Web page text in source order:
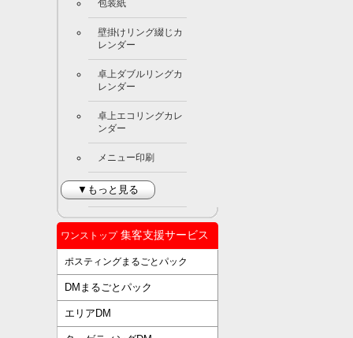
包装紙
壁掛けリング綴じカ
レンダー
卓上ダブルリングカ
レンダー
卓上エコリングカレ
ンダー
メニュー印刷
▼もっと見る
ワンストップ集客支援サービス
ポスティングまるごとパック
DMまるごとパック
エリアDM